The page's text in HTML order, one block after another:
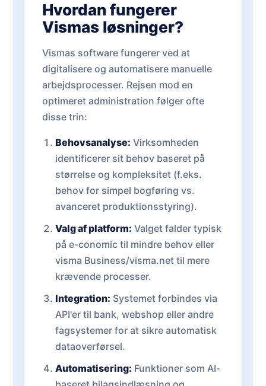
Hvordan fungerer
Vismas løsninger?
Vismas software fungerer ved at
digitalisere og automatisere manuelle
arbejdsprocesser. Rejsen mod en
optimeret administration følger ofte
disse trin:
Behovsanalyse: Virksomheden
identificerer sit behov baseret på
størrelse og kompleksitet (f.eks.
behov for simpel bogføring vs.
avanceret produktionsstyring).
Valg af platform: Valget falder typisk
på e-conomic til mindre behov eller
visma Business/visma.net til mere
krævende processer.
Integration: Systemet forbindes via
API'er til bank, webshop eller andre
fagsystemer for at sikre automatisk
dataoverførsel.
Automatisering: Funktioner som AI-